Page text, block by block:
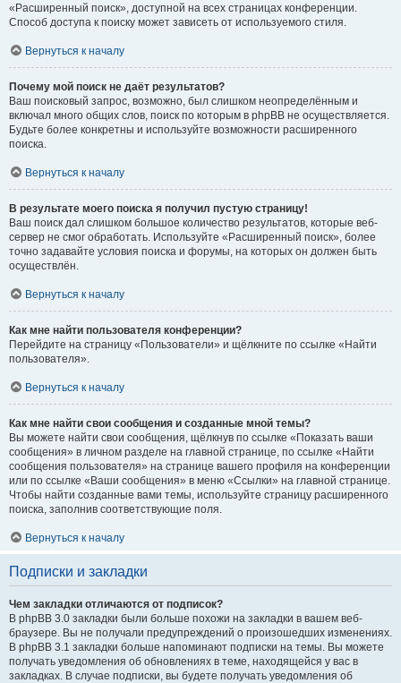
«Расширенный поиск», доступной на всех страницах конференции.
Способ доступа к поиску может зависеть от используемого стиля.
Вернуться к началу
Почему мой поиск не даёт результатов?
Ваш поисковый запрос, возможно, был слишком неопределённым и
включал много общих слов, поиск по которым в phpBB не осуществляется.
Будьте более конкретны и используйте возможности расширенного
поиска.
Вернуться к началу
В результате моего поиска я получил пустую страницу!
Ваш поиск дал слишком большое количество результатов, которые веб-
сервер не смог обработать. Используйте «Расширенный поиск», более
точно задавайте условия поиска и форумы, на которых он должен быть
осуществлён.
Вернуться к началу
Как мне найти пользователя конференции?
Перейдите на страницу «Пользователи» и щёлкните по ссылке «Найти
пользователя».
Вернуться к началу
Как мне найти свои сообщения и созданные мной темы?
Вы можете найти свои сообщения, щёлкнув по ссылке «Показать ваши
сообщения» в личном разделе на главной странице, по ссылке «Найти
сообщения пользователя» на странице вашего профиля на конференции
или по ссылке «Ваши сообщения» в меню «Ссылки» на главной странице.
Чтобы найти созданные вами темы, используйте страницу расширенного
поиска, заполнив соответствующие поля.
Вернуться к началу
Подписки и закладки
Чем закладки отличаются от подписок?
В phpBB 3.0 закладки были больше похожи на закладки в вашем веб-
браузере. Вы не получали предупреждений о произошедших изменениях.
В phpBB 3.1 закладки больше напоминают подписки на темы. Вы можете
получать уведомления об обновлениях в теме, находящейся у вас в
закладках. В случае подписки, вы будете получать уведомления об